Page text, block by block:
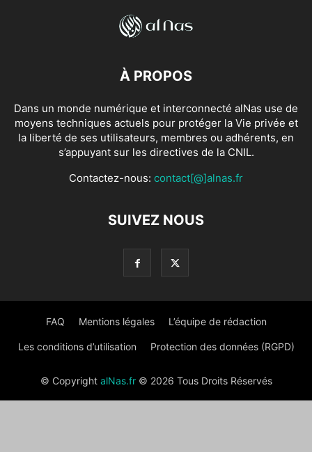
À PROPOS
Dans un monde numérique et interconnecté alNas use de
moyens techniques actuels pour protéger la Vie privée et
la liberté de ses utilisateurs, membres ou adhérents, en
s’appuyant sur les directives de la CNIL.
Contactez-nous: contact[@]alnas.fr
SUIVEZ NOUS
FAQ Mentions légales L’équipe de rédaction
Les conditions d’utilisation Protection des données (RGPD)
© Copyright alNas.fr© 2026 Tous Droits Réservés